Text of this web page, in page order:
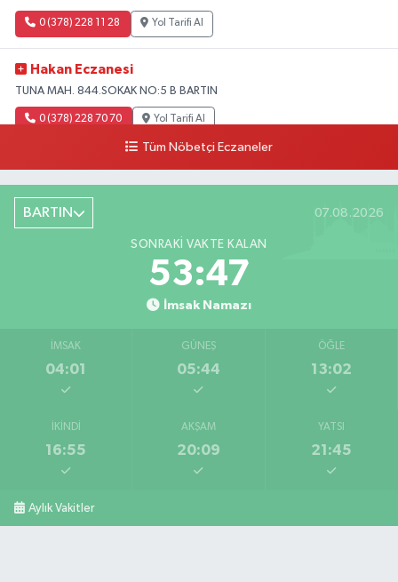
0 (378) 228 11 28 Yol Tarifi Al
Hakan Eczanesi
TUNA MAH. 844.SOKAK NO:5 B BARTIN
0 (378) 228 70 70 Yol Tarifi Al
Tüm Nöbetçi Eczaneler
BARTIN 07.08.2026
SONRAKI VAKTE KALAN
53:46
İmsak Namazı
İMSAK
04:01
GÜNEŞ
05:44
ÖĞLE
13:02
İKINDI
16:55
AKŞAM
20:09
YATSI
21:45
Aylık Vakitler